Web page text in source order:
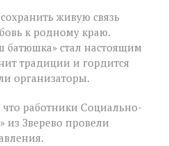
живую связь
к родному краю.
стал настоящим
традиции и гордится
организаторы.
работники Социально-
из Зверево провели